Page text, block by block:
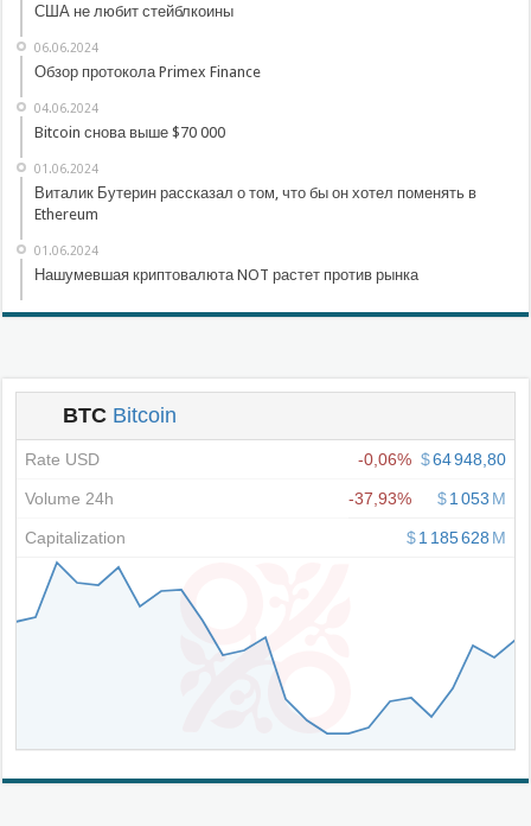
США не любит стейблкоины
06.06.2024
Обзор протокола Primex Finance
04.06.2024
Bitcoin снова выше $70 000
01.06.2024
Виталик Бутерин рассказал о том, что бы он хотел поменять в
Ethereum
01.06.2024
Нашумевшая криптовалюта NOT растет против рынка